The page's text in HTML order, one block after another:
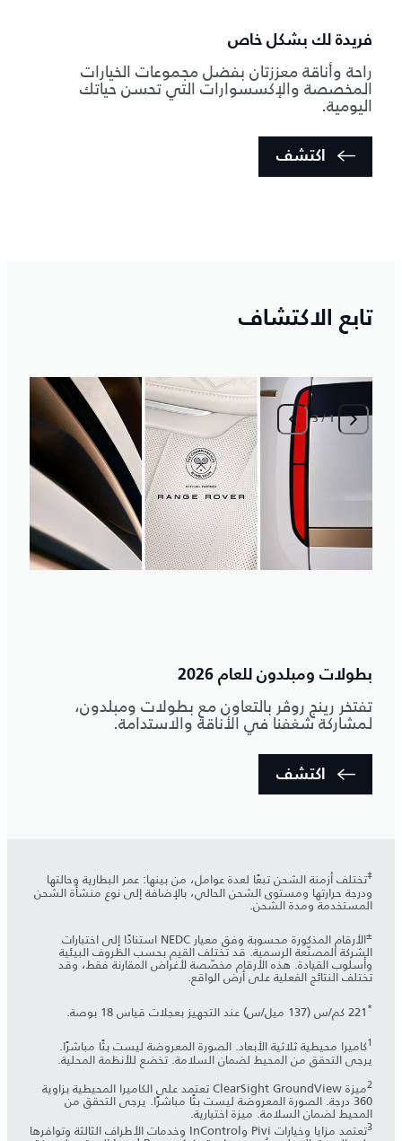
فريدة لك بشكل خاص
راحة وأناقة معززتان بفضل مجموعات الخيارات
المخصصة والإكسسوارات التي تحسن حياتك
اليومية.
اكتشف
تابع الاكتشاف
1
/
3
بطولات ومبلدون للعام 2026
تفتخر رينج روڤر بالتعاون مع بطولات ومبلدون،
لمشاركة شغفنا في الأناقة والاستدامة.
اكتشف
‡تختلف أزمنة الشحن تبعًا لعدة عوامل، من بينها: عمر البطارية وحالتها
ودرجة حرارتها ومستوى الشحن الحالي، بالإضافة إلى نوع منشأة الشحن
المستخدمة ومدة الشحن.
± الأرقام المذكورة محسوبة وفق معيار NEDC استنادًا إلى اختبارات
الشركة المصنّعة الرسمية. قد تختلف القيم بحسب الظروف البيئية
وأسلوب القيادة. هذه الأرقام مخصّصة لأغراض المقارنة فقط، وقد
تختلف النتائج الفعلية على أرض الواقع.
*221 كم/س (137 ميل/س) عند التجهيز بعجلات قياس 18 بوصة.
1كاميرا محيطية ثلاثية الأبعاد. الصورة المعروضة ليست بثًا مباشرًا.
يرجى التحقق من المحيط لضمان السلامة. تخضع للأنظمة المحلية.
2 ميزة ClearSight GroundView تعتمد على الكاميرا المحيطية بزاوية
360 درجة. الصورة المعروضة ليست بثًا مباشرًا. يرجى التحقق من
المحيط لضمان السلامة. ميزة اختيارية.
3 تعتمد مزايا وخيارات Pivi وInControl وخدمات الأطراف الثالثة وتوافرها